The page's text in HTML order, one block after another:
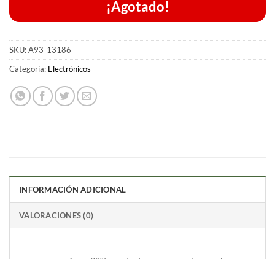
¡Agotado!
SKU:A93-13186
Categoría: Electrónicos
INFORMACIÓN ADICIONAL
VALORACIONES (0)